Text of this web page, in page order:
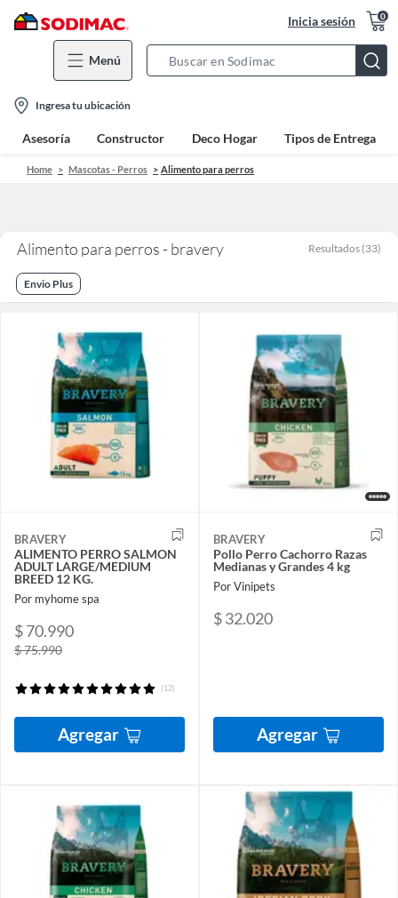
Inicia sesión 0
Menú
Bar
location-
icon
Ingresa tu ubicación
Asesoría Constructor Deco Hogar Tipos de Entrega
Home Mascotas - Perros Alimento para perros
Alimento para perros - bravery Resultados (33)
Envio Plus
BRAVERY
ALIMENTO PERRO SALMON
ADULT LARGE/MEDIUM
BREED 12 KG.
Por myhome spa
$ 70.990
$ 75.990
(12)
Agregar
BRAVERY
Pollo Perro Cachorro Razas
Medianas y Grandes 4 kg
Por Vinipets
$ 32.020
Agregar